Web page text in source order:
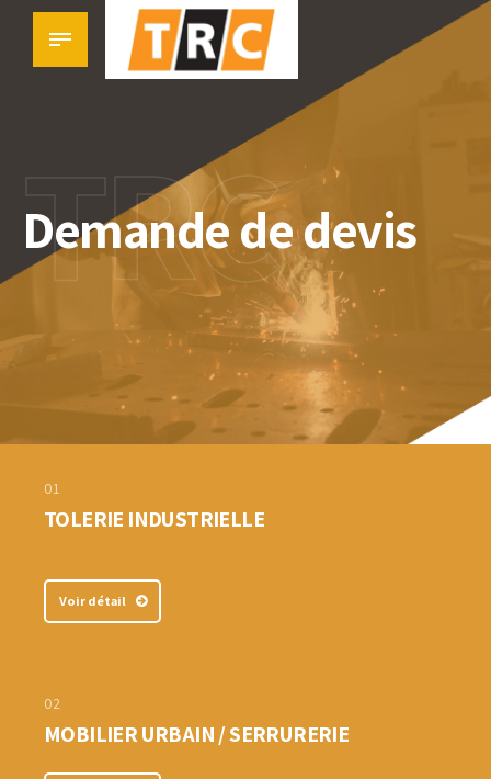
Demande de devis
TRC
01
TOLERIE INDUSTRIELLE
Voir détail
02
MOBILIER URBAIN / SERRURERIE